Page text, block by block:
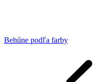
Behúne podľa farby